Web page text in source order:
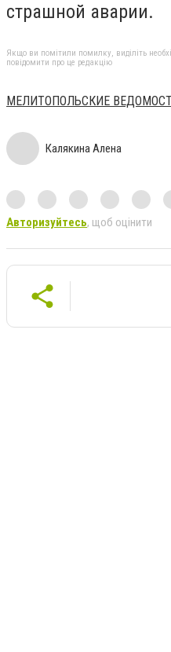
страшной аварии.
Якщо ви помітили помилку, виділіть
повідомити про це редакцію
МЕЛИТОПОЛЬСКИЕ
Калякина Алена
Авторизуйтесь, щоб оцінити